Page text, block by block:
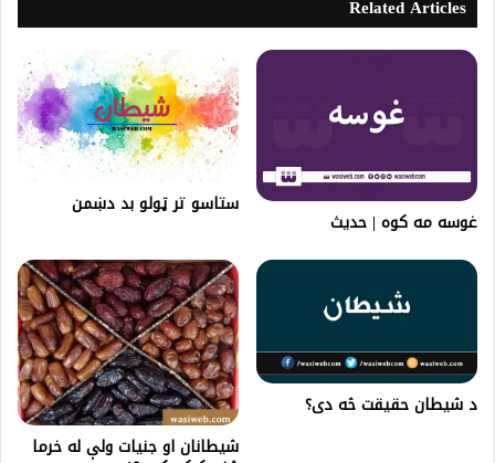
Related Articles
غوسه مه کوه | حدیث
ستاسو تر ټولو بد دښمن
د شيطان حقيقت څه دی؟
شیطانان او جنیات ولې له خرما